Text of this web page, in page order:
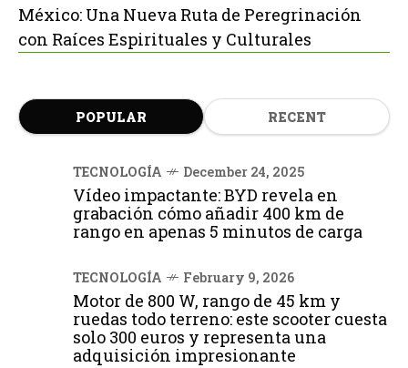
México: Una Nueva Ruta de Peregrinación
con Raíces Espirituales y Culturales
POPULAR RECENT
TECNOLOGÍA December 24, 2025
Vídeo impactante: BYD revela en
grabación cómo añadir 400 km de
rango en apenas 5 minutos de carga
TECNOLOGÍA February 9, 2026
Motor de 800 W, rango de 45 km y
ruedas todo terreno: este scooter cuesta
solo 300 euros y representa una
adquisición impresionante